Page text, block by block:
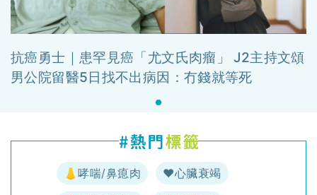
抗癌勇士｜患罕見癌「尤文氏肉瘤」 J2主持文頌
男公院留醫5日找不出病因：冇錢就等死
👃哮喘/鼻瘜肉 ♥️心臟衰竭